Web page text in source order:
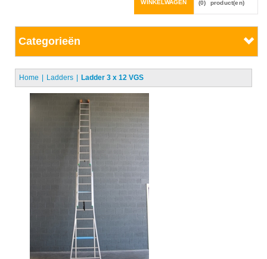
WINKELWAGEN (0) product(en)
Categorieën
Home Ladders Ladder 3 x 12 VGS